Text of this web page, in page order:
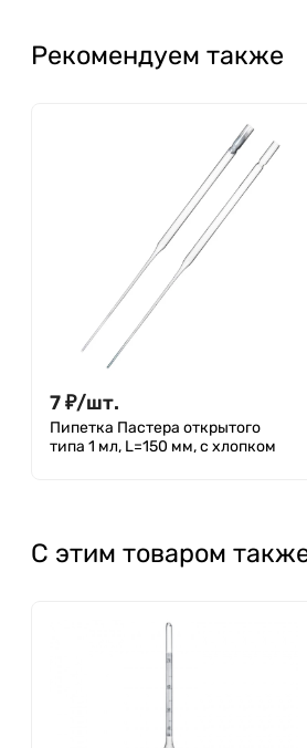
Рекомендуем также
7₽/шт.
Пипетка Пастера открытого
типа 1 мл, L=150 мм, с хлопком
С этим товаром